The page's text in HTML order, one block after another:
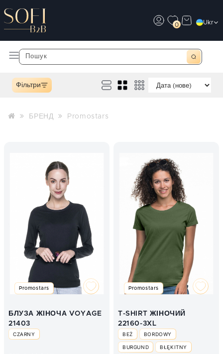
0 Ukr
Фільтри
БРЕНД Promostars
Promostars
БЛУЗА ЖІНОЧА VOYAGE
21403
CZARNY
Promostars
T-SHIRT ЖІНОЧИЙ
22160-3XL
BEŻ BORDOWY
BURGUND BŁĘKITNY